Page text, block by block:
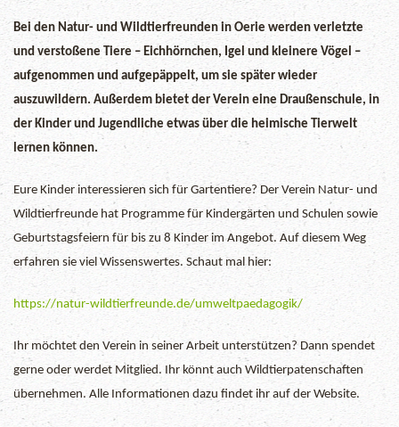
Bei den Natur- und Wildtierfreunden in Oerie werden verletzte
und verstoßene Tiere – Eichhörnchen, Igel und kleinere Vögel –
aufgenommen und aufgepäppelt, um sie später wieder
auszuwildern. Außerdem bietet der Verein eine Draußenschule, in
der Kinder und Jugendliche etwas über die heimische Tierwelt
lernen können.
Eure Kinder interessieren sich für Gartentiere? Der Verein Natur- und
Wildtierfreunde hat Programme für Kindergärten und Schulen sowie
Geburtstagsfeiern für bis zu 8 Kinder im Angebot. Auf diesem Weg
erfahren sie viel Wissenswertes. Schaut mal hier:
https://natur-wildtierfreunde.de/umweltpaedagogik/
Ihr möchtet den Verein in seiner Arbeit unterstützen? Dann spendet
gerne oder werdet Mitglied. Ihr könnt auch Wildtierpatenschaften
übernehmen. Alle Informationen dazu findet ihr auf der Website.